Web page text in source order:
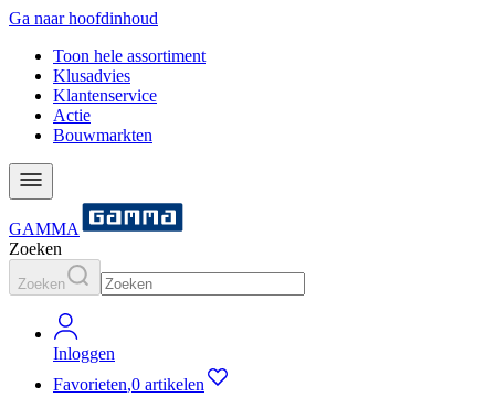
Ga naar hoofdinhoud
Toon hele assortiment
Klusadvies
Klantenservice
Actie
Bouwmarkten
GAMMA
Zoeken
Zoeken
Inloggen
Favorieten,0 artikelen